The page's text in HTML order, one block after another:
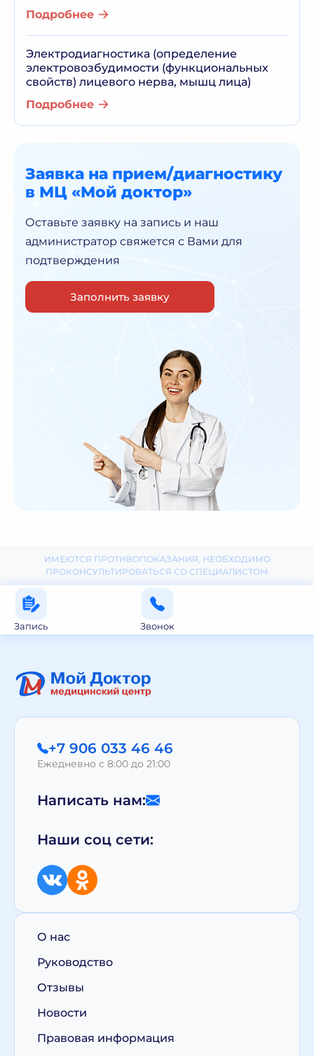
Подробнее
Электродиагностика (определение
электровозбудимости (функциональных
свойств) лицевого нерва, мышц лица)
Подробнее
Заявка на прием/диагностику
в МЦ «Мой доктор»
Оставьте заявку на запись и наш
администратор свяжется с Вами для
подтверждения
Заполнить заявку
ИМЕЮТСЯ ПРОТИВОПОКАЗАНИЯ, НЕОБХОДИМО
ПРОКОНСУЛЬТИРОВАТЬСЯ СО СПЕЦИАЛИСТОМ
Запись Звонок
+7 906 033 46 46
Ежедневно с 8:00 до 21:00
Написать нам:
Наши соц сети:
О нас
Руководство
Отзывы
Новости
Правовая информация